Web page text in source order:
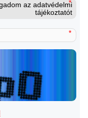
tájékoztatót